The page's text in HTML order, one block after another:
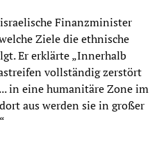
Finanzminister
Ziele die ethnische
Er erklärte „Innerhalb
vollständig zerstört
in eine humanitäre Zone im
aus werden sie in großer